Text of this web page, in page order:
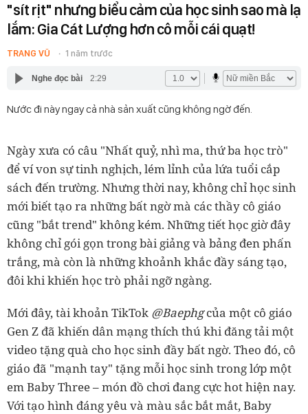
"sít rịt" nhưng biểu cảm của học sinh sao mà lạ
lắm: Gia Cát Lượng hơn cô mỗi cái quạt!
TRANG VŨ 1 năm trước
Nghe đọc bài 2:29
Nước đi này ngay cả nhà sản xuất cũng không ngờ đến.
Ngày xưa có câu "Nhất quỷ, nhì ma, thứ ba học trò"
để ví von sự tinh nghịch, lém lỉnh của lứa tuổi cắp
sách đến trường. Nhưng thời nay, không chỉ học sinh
mới biết tạo ra những bất ngờ mà các thầy cô giáo
cũng "bắt trend" không kém. Những tiết học giờ đây
không chỉ gói gọn trong bài giảng và bảng đen phấn
trắng, mà còn là những khoảnh khắc đầy sáng tạo,
đôi khi khiến học trò phải ngỡ ngàng.
Mới đây, tài khoản TikTok @Baephgcủa một cô giáo
Gen Z đã khiến dân mạng thích thú khi đăng tải một
video tặng quà cho học sinh đầy bất ngờ. Theo đó, cô
giáo đã "mạnh tay" tặng mỗi học sinh trong lớp một
em Baby Three – món đồ chơi đang cực hot hiện nay.
Với tạo hình đáng yêu và màu sắc bắt mắt, Baby